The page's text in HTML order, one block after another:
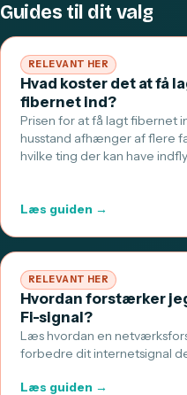
Guides til dit valg
RELEVANT HER
Hvad koster det at få
fibernet ind?
Prisen for at få lagt fibernet
husstand afhænger af flere
hvilke ting der kan have
Læs guiden →
RELEVANT HER
Hvordan forstærker
Fi-signal?
Læs hvordan en
forbedre dit internetsignal
Læs guiden →